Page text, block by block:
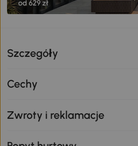
Szczegóły
Cechy
Zwroty i reklamacje